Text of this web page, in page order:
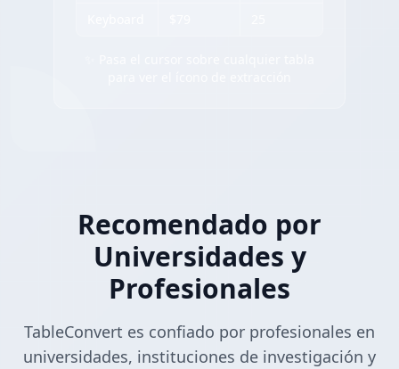
Recomendado por
Universidades y
Profesionales
TableConvert es confiado por profesionales en
universidades, instituciones de investigación y